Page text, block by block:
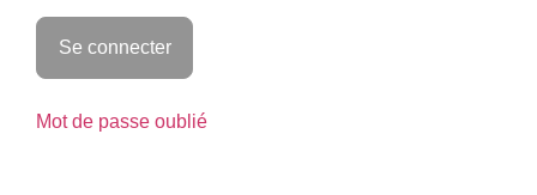
Mot de passe oublié